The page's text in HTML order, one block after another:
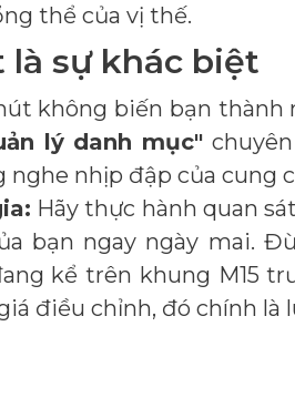
thể của vị thế.
là sự khác biệt
không biến bạn
lý danh mục"
nghe nhịp đập của cung
Hãy thực hành quan
bạn ngay ngày mai.
kể trên khung M15
điều chỉnh, đó chính là